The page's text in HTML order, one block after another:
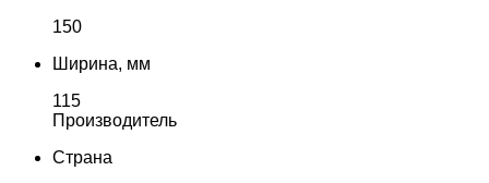
150
Ширина, мм
115
Производитель
Страна